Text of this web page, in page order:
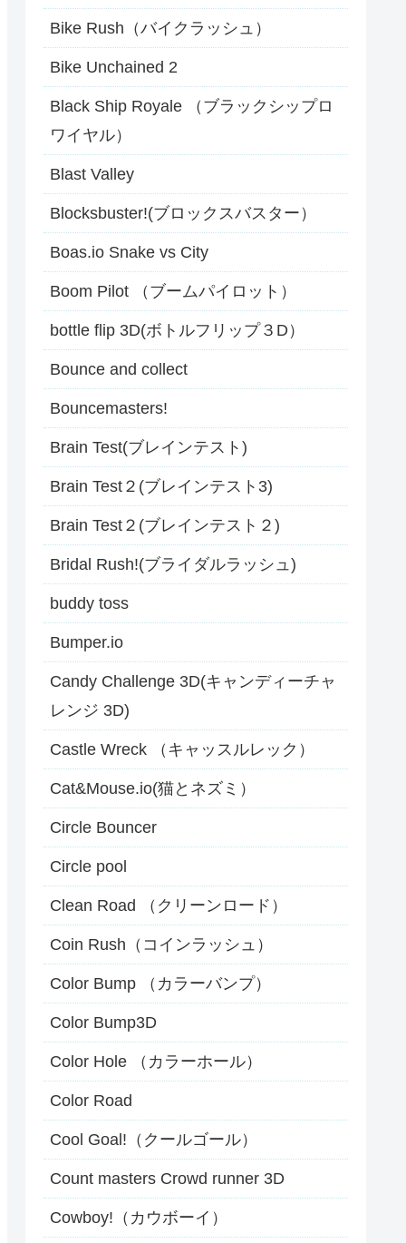
Bike Rush（バイクラッシュ）
Bike Unchained 2
Black Ship Royale （ブラックシップロ
ワイヤル）
Blast Valley
Blocksbuster!(ブロックスバスター）
Boas.io Snake vs City
Boom Pilot （ブームパイロット）
bottle flip 3D(ボトルフリップ３D）
Bounce and collect
Bouncemasters!
Brain Test(ブレインテスト)
Brain Test２(ブレインテスト3)
Brain Test２(ブレインテスト２)
Bridal Rush!(ブライダルラッシュ)
buddy toss
Bumper.io
Candy Challenge 3D(キャンディーチャ
レンジ 3D)
Castle Wreck （キャッスルレック）
Cat&Mouse.io(猫とネズミ）
Circle Bouncer
Circle pool
Clean Road （クリーンロード）
Coin Rush（コインラッシュ）
Color Bump （カラーバンプ）
Color Bump3D
Color Hole （カラーホール）
Color Road
Cool Goal!（クールゴール）
Count masters Crowd runner 3D
Cowboy!（カウボーイ）